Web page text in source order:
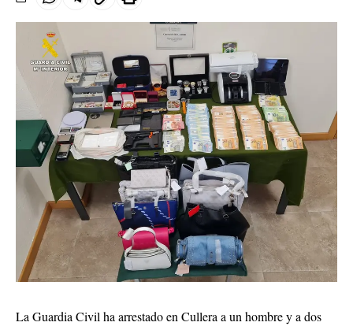
La Guardia Civil ha arrestado en Cullera a un hombre y a dos